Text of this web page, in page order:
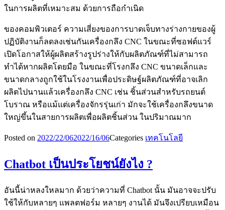
ในการผลิตที่เหมาะสม ด้วยการถือกำเนิด
ของคอมพิวเตอร์ ความเสี่ยงของการบาดเจ็บทางร่างกายของผู้
ปฏิบัติงานก็ลดลงเช่นกันเครื่องกลึง CNC ในขณะที่ซอฟต์แวร์
เปิดโอกาสให้ผู้ผลิตสร้างรูปร่างให้กับผลิตภัณฑ์ที่ไม่สามารถ
ทำได้หากผลิตโดยมือ ในขณะที่โรงกลึง CNC ขนาดเล็กและ
ขนาดกลางถูกใช้ในโรงงานเพื่อประดิษฐ์ผลิตภัณฑ์ที่อาจเลิก
ผลิตไปนานแล้วเครื่องกลึง CNC เช่น ชิ้นส่วนสำหรับรถยนต์
โบราณ หรือแม้แต่เครื่องจักรรุ่นเก่า มักจะใช้เครื่องกลึงขนาด
ใหญ่ขึ้นในสายการผลิตเพื่อผลิตชิ้นส่วน ในปริมาณมาก
Posted on 2022/22/062022/16/06Categories เทคโนโลยี
Chatbot เป็นประโยชน์ยังไง ?
อันนี้น่าหลงใหลมาก ด้วยว่าความที่ Chatbot นั้น มันอาจจะปรับ
ใช้ให้กับหลายๆ แพลตฟอร์ม หลายๆ งานได้ มันจึงเปรียบเหมือน